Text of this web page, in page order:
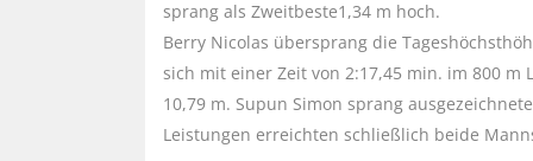
sprang als Zweitbeste1,34 m hoch.
Berry Nicolas übersprang die
sich mit einer Zeit von 2:17,45 min. im 800
10,79 m. Supun Simon sprang
Leistungen erreichten schließlich beide